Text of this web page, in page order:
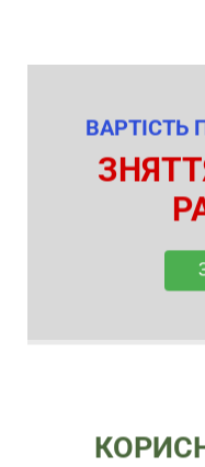
ВАРТІСТЬ